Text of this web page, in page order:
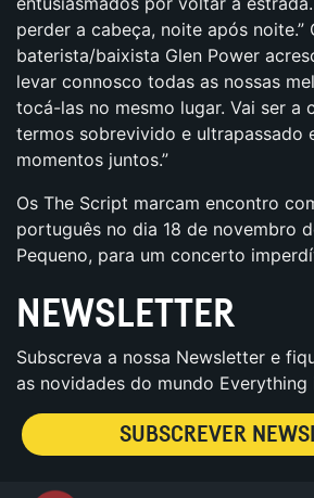
perder a cabeça, noite após noite.”
baterista/baixista Glen Power
levar connosco todas as nossas
tocá-las no mesmo lugar. Vai ser a
termos sobrevivido e ultrapassado
momentos juntos.”
Os The Script marcam encontro
português no dia 18 de novembro
Pequeno, para um concerto
NEWSLETTER
Subscreva a nossa Newsletter e
as novidades do mundo Everything
SUBSCREVER